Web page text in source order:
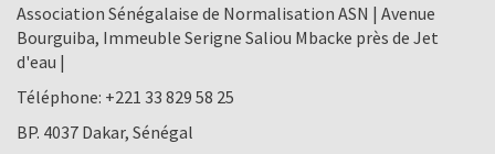
Association Sénégalaise de Normalisation ASN | Avenue
Bourguiba, Immeuble Serigne Saliou Mbacke près de Jet
d'eau |
Téléphone: +221 33 829 58 25
BP. 4037 Dakar, Sénégal